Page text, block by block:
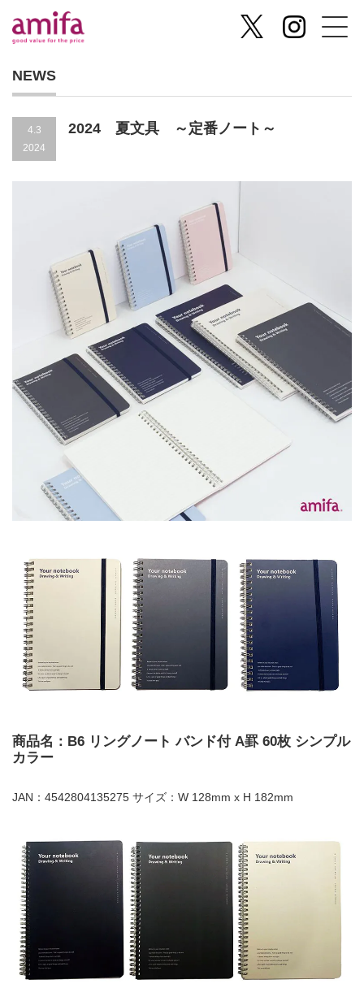
NEWS
4.3
2024
2024 夏文具 ～定番ノート～
商品名：B6 リングノート バンド付 A罫 60枚 シンプル
カラー
JAN：4542804135275 サイズ：W 128mm x H 182mm